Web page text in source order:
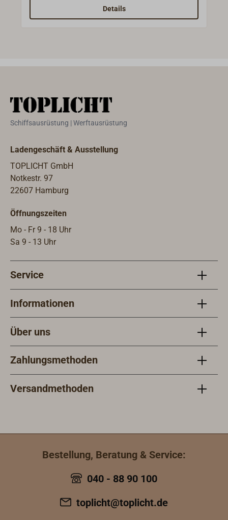
Auspuffanlagen. Anwendung: Der Untergrund
sollte trocken, sauber und fettfrei sein. Rost
Oberfläche nicht anfassen (auch im kalten
Wirkung.Technische
Farbe für MetalloberflächenUntergrund: Stahl,
(Guss)Eisen, das hohen Temperaturen
ausgesetzt istErgiebigkeit: ca. 12
m2/l.Verdünnung: EPIFANES Farbverdünner
Pinsel, RolleTrocknungszeiten (bei 20°C):
staubtrocken nach 15 min., klebfrei nach 1
Std., überstreichbar nach 12 Std.
Details
Schiffsausrüstung | Werftausrüstung
Ladengeschäft & Ausstellung
TOPLICHT GmbH
Notkestr. 97
22607 Hamburg
Öffnungszeiten
Mo - Fr 9 - 18 Uhr
Sa 9 - 13 Uhr
Service
Informationen
Über uns
Zahlungsmethoden
Versandmethoden
Bestellung, Beratung & Service:
040 - 88 90 100
toplicht@toplicht.de